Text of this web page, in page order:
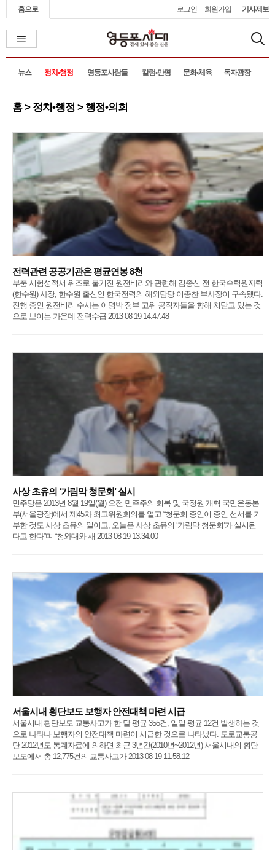
홈으로 로그인 회원가입 기사제보
뉴스 정치•행정 영등포사람들 칼럼•만평 문화•체육 독자광장
홈 > 정치•행정 > 행정•의회
전력관련 공공기관은 평균연봉 8천
부품 시험성적서 위조로 불거진 원전비리와 관련해 김종신 전 한국수력원자력
(한수원) 사장, 한수원 출신인 한국전력의 해외담당 이종찬 부사장이 구속됐다.
진행 중인 원전비리 수사는 이명박 정부 고위 공직자들을 향해 치닫고 있는 것
으로 보이는 가운데 전력수급 2013-08-19 14:47:48
사상 초유의 ‘가림막 청문회’ 실시
민주당은 2013년 8월 19일(월) 오전 민주주의 회복 및 국정원 개혁 국민운동본
부(서울광장)에서 제45차 최고위원회의를 열고 “청문회 증인이 증인 선서를 거
부한 것도 사상 초유의 일이고, 오늘은 사상 초유의 ‘가림막 청문회’가 실시된
다고 한다”며 “청와대와 새 2013-08-19 13:34:00
서울시내 횡단보도 보행자 안전대책 마련 시급
서울시내 횡단보도 교통사고가 한 달 평균 355건, 일일 평균 12건 발생하는 것
으로 나타나 보행자의 안전대책 마련이 시급한 것으로 나타났다. 도로교통공
단 2012년도 통계자료에 의하면 최근 3년간(2010년~2012년) 서울시내의 횡단
보도에서 총 12,775건의 교통사고가 2013-08-19 11:58:12